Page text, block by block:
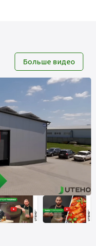
Больше видео